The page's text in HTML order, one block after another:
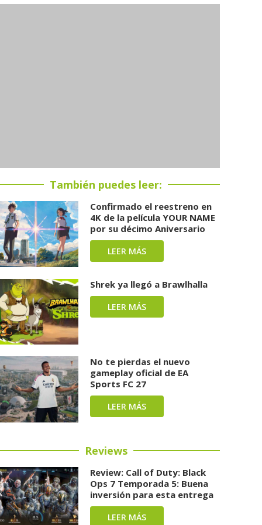
También puedes leer:
Confirmado el reestreno en
4K de la película YOUR NAME
por su décimo Aniversario
LEER MÁS
Shrek ya llegó a Brawlhalla
LEER MÁS
No te pierdas el nuevo
gameplay oficial de EA
Sports FC 27
LEER MÁS
Reviews
Review: Call of Duty: Black
Ops 7 Temporada 5: Buena
inversión para esta entrega
LEER MÁS